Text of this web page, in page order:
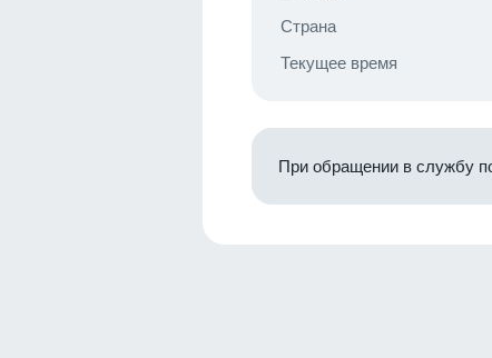
Страна
Текущее время
При обращении в службу